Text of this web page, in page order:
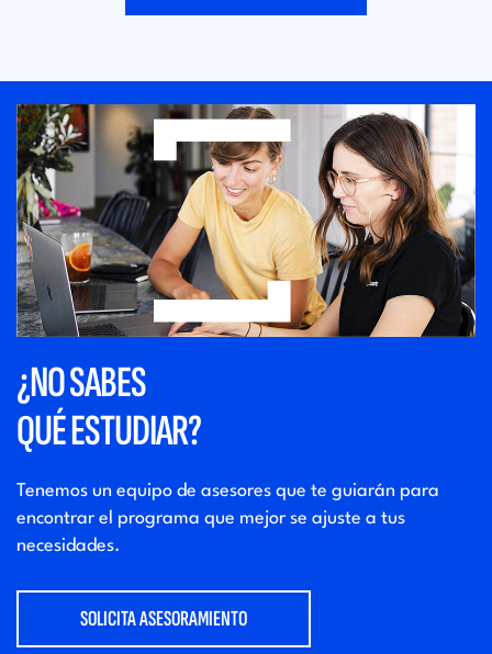
¿NO SABES
QUÉ ESTUDIAR?
Tenemos un equipo de asesores que te guiarán para
encontrar el programa que mejor se ajuste a tus
necesidades.
SOLICITA ASESORAMIENTO